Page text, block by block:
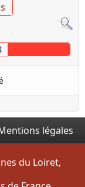
légales
du Loiret,